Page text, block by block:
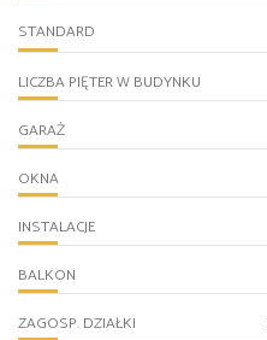
STANDARD
LICZBA PIĘTER W BUDYNKU
GARAŻ
OKNA
INSTALACJE
BALKON
ZAGOSP. DZIAŁKI